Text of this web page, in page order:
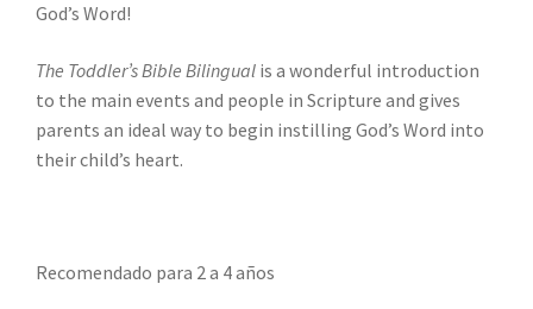
God’s Word!
The Toddler’s Bible Bilingual is a wonderful introduction
to the main events and people in Scripture and gives
parents an ideal way to begin instilling God’s Word into
their child’s heart.
Recomendado para 2 a 4 años